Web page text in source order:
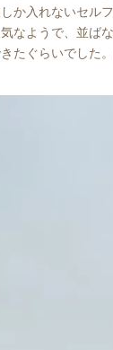
か入れないセル
なようで、並ば
たぐらいでした